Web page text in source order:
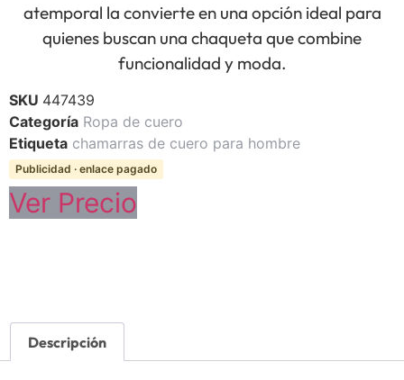
atemporal la convierte en una opción ideal para
quienes buscan una chaqueta que combine
funcionalidad y moda.
SKU 447439
Categoría Ropa de cuero
Etiqueta chamarras de cuero para hombre
Publicidad · enlace pagado
Ver Precio
Descripción